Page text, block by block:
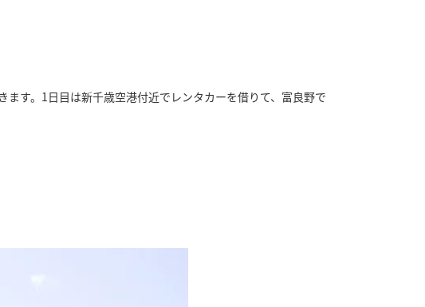
す。1日目は新千歳空港付近でレンタカーを借りて、富良野で